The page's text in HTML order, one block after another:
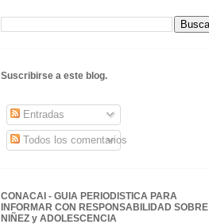
Suscribirse a este blog.
Entradas
Todos los comentarios
CONACAI - GUIA PERIODISTICA PARA
INFORMAR CON RESPONSABILIDAD SOBRE
NIÑEZ y ADOLESCENCIA